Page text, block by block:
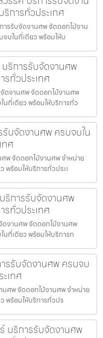
การทั่วประเทศ
ารรับจัดงานศพ จัดดอกไม้งาน
บในที่เดียว พร้อมให้บ
ริการรับจัดงานศพ
รทั่วประเทศ
ดงานศพ จัดดอกไม้งานศพ
นที่เดียว พร้อมให้บริการทั่ว
บจัดงานศพ ครบจบใน
ทศ
พ จัดดอกไม้งานศพ จำหน่าย
พร้อมให้บริการทั่วประเ
ริการรับจัดงานศพ
รทั่วประเทศ
ดงานศพ จัดดอกไม้งานศพ
นที่เดียว พร้อมให้บริการท
รรับจัดงานศพ ครบจบ
เทศ
นศพ จัดดอกไม้งานศพ จำหน่าย
พร้อมให้บริการทั่วปร
บริการรับจัดงานศพ